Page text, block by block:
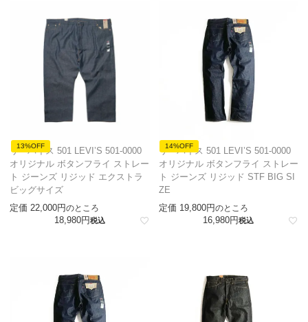
13%OFF
リーバイス 501 LEVI’S 501-0000
オリジナル ボタンフライ ストレー
ト ジーンズ リジッド エクストラ
ビッグサイズ
定価 22,000 のところ
18,980 税込
14%OFF
リーバイス 501 LEVI’S 501-0000
オリジナル ボタンフライ ストレー
ト ジーンズ リジッド STF BIG SI
ZE
定価 19,800 のところ
16,980 税込